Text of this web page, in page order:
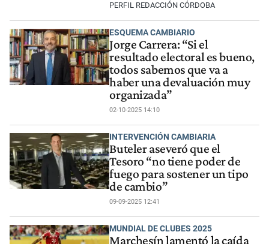
PERFIL REDACCIÓN CÓRDOBA
ESQUEMA CAMBIARIO
Jorge Carrera: “Si el
resultado electoral es bueno,
todos sabemos que va a
haber una devaluación muy
organizada”
02-10-2025 14:10
INTERVENCIÓN CAMBIARIA
Buteler aseveró que el
Tesoro “no tiene poder de
fuego para sostener un tipo
de cambio”
09-09-2025 12:41
MUNDIAL DE CLUBES 2025
Marchesín lamentó la caída